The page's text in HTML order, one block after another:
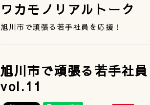
ワカモノリアルトーク
旭川市で頑張る若手社員を応援！
旭川市で頑張る若手社
vol.11